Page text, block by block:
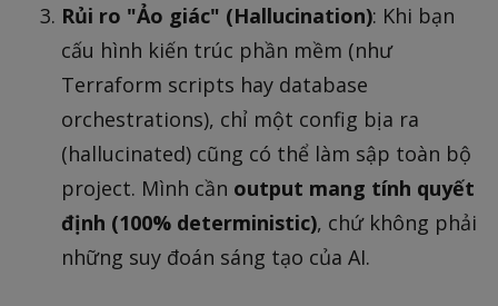
Rủi ro "Ảo giác" (Hallucination): Khi bạn
cấu hình kiến trúc phần mềm (như
Terraform scripts hay database
orchestrations), chỉ một config bịa ra
(hallucinated) cũng có thể làm sập toàn bộ
project. Mình cần output mang tính quyết
định (100% deterministic), chứ không phải
những suy đoán sáng tạo của AI.